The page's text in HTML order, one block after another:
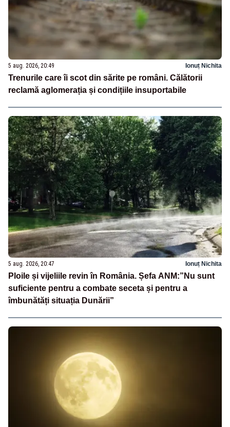
5 aug. 2026, 20:49 Ionuț Nichita
Trenurile care îi scot din sărite pe români. Călătorii
reclamă aglomerația și condițiile insuportabile
5 aug. 2026, 20:47 Ionuț Nichita
Ploile și vijeliile revin în România. Șefa ANM:”Nu sunt
suficiente pentru a combate seceta și pentru a
îmbunătăți situația Dunării”